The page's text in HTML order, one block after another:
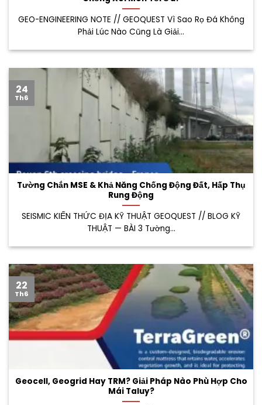
GEO-ENGINEERING NOTE // GEOQUEST Vì Sao Rọ Đá Không
Phải Lúc Nào Cũng Là Giải...
Tường Chắn MSE & Khả Năng Chống Động Đất, Hấp Thụ
Rung Động
SEISMIC KIẾN THỨC ĐỊA KỸ THUẬT GEOQUEST // BLOG KỸ
THUẬT — BÀI 3 Tường...
24
Th6
Geocell, Geogrid Hay TRM? Giải Pháp Nào Phù Hợp Cho
Mái Taluy?
22
Th6